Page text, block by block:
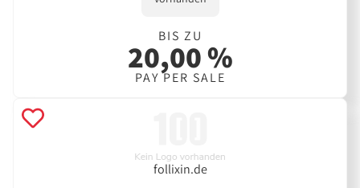
BIS ZU
20,00 %
PAY PER SALE
follixin.de